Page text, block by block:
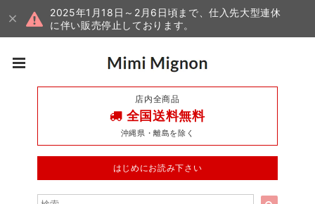
2025年1月18日～2月6日頃まで、仕入先大型連休
に伴い販売停止しております。
店内全商品
全国送料無料
沖縄県・離島を除く
はじめにお読み下さい